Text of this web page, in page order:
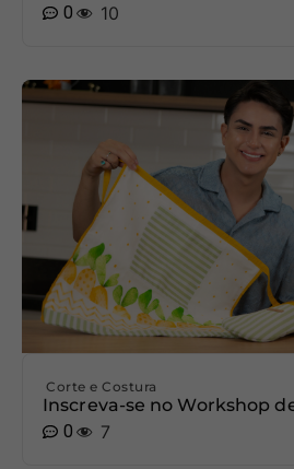
0
10
Corte e Costura
Inscreva-se no Workshop
0
7